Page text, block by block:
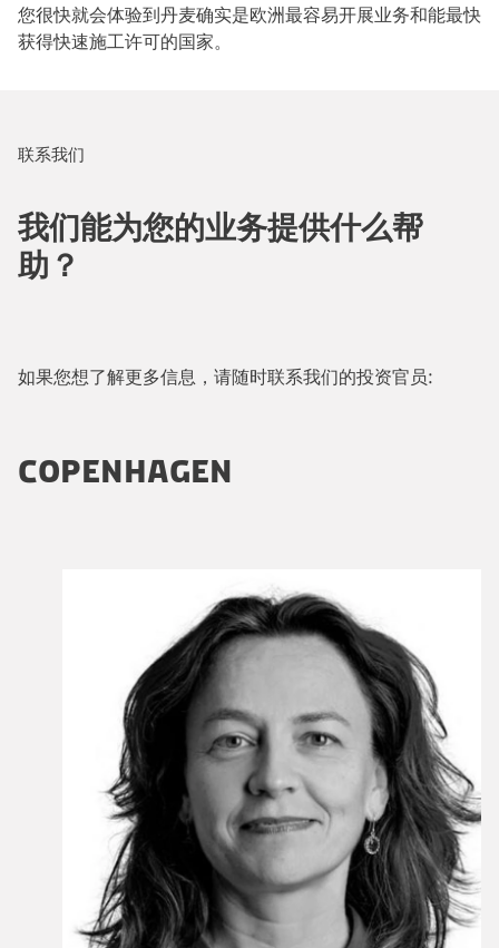
您很快就会体验到丹麦确实是欧洲最容易开展业务和能最快
获得快速施工许可的国家。
联系我们
我们能为您的业务提供什么帮
助？
如果您想了解更多信息，请随时联系我们的投资官员:
COPENHAGEN